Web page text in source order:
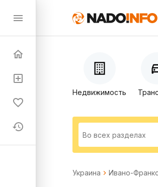
Недвижимость
Украина Ивано-